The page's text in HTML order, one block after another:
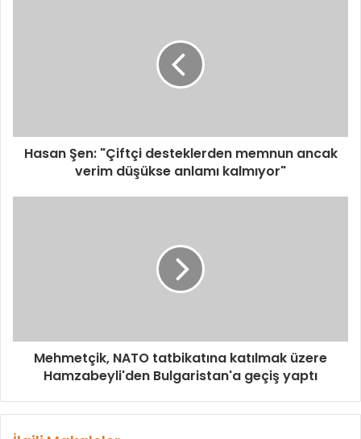
Hasan Şen: "Çiftçi desteklerden memnun ancak
verim düşükse anlamı kalmıyor"
Mehmetçik, NATO tatbikatına katılmak üzere
Hamzabeyli'den Bulgaristan'a geçiş yaptı